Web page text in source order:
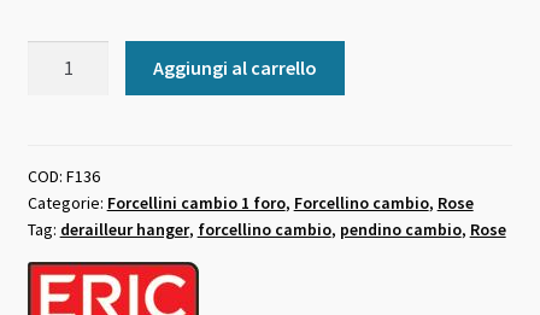
Eric
Performance
quantità
Aggiungi al carrello
COD: F136
Categorie: Forcellini cambio 1 foro, Forcellino cambio, Rose
Tag: derailleur hanger, forcellino cambio, pendino cambio, Rose